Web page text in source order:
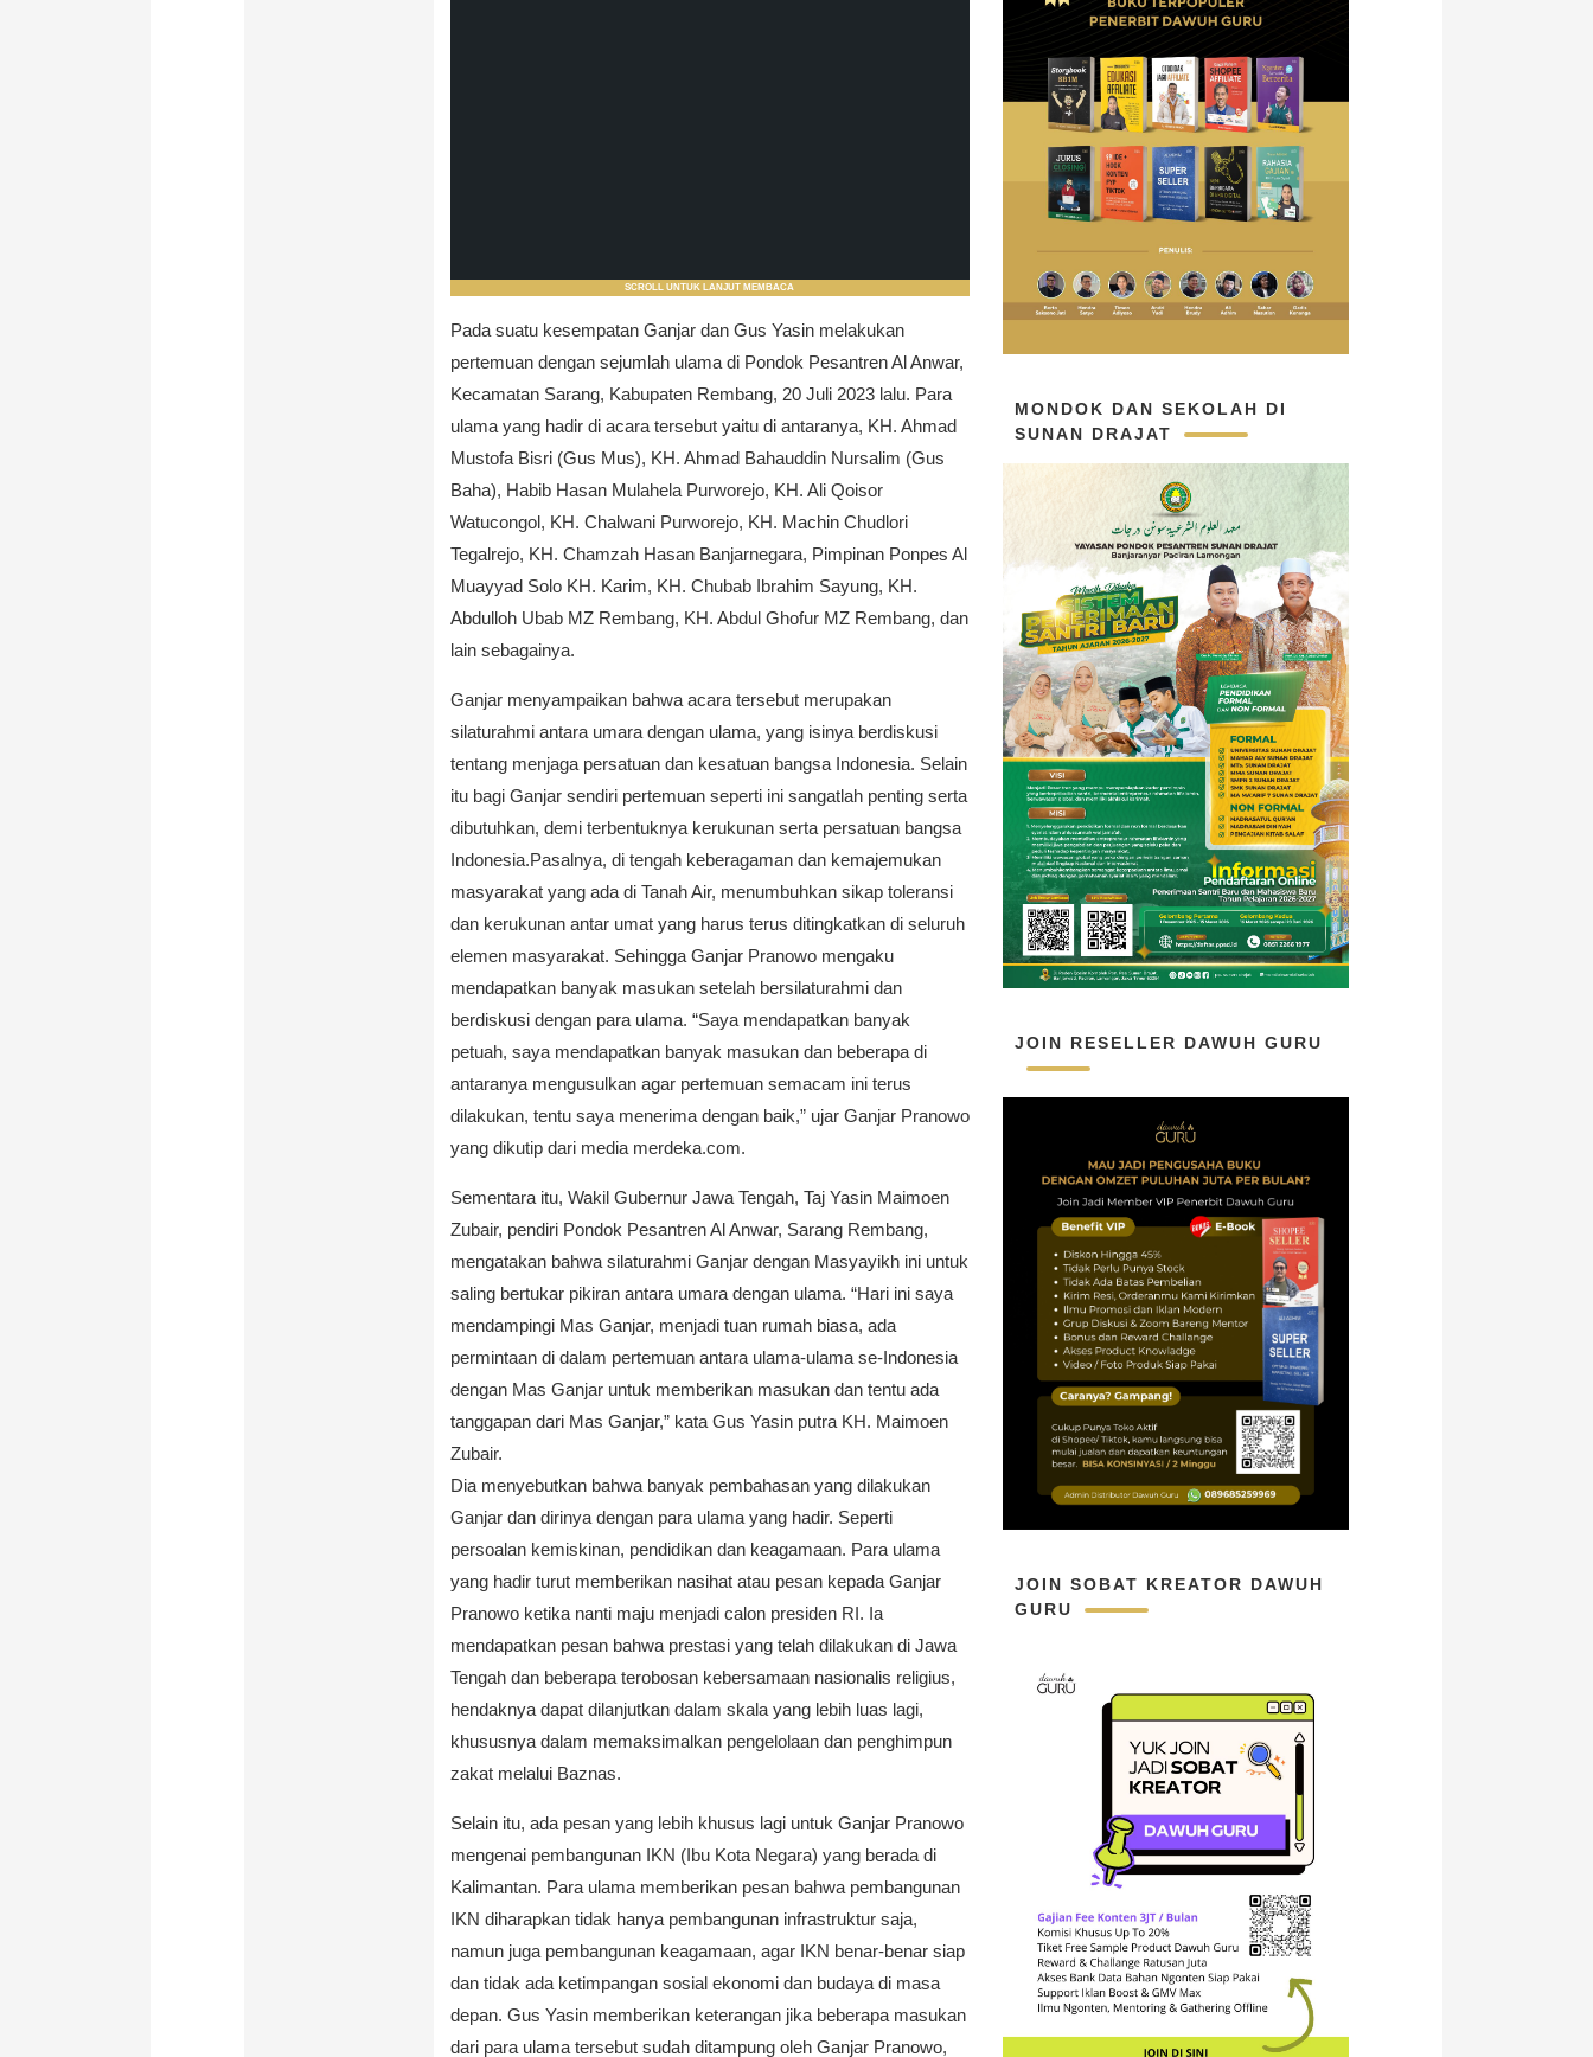
SCROLL UNTUK LANJUT MEMBACA
Pada suatu kesempatan Ganjar dan Gus Yasin melakukan
pertemuan dengan sejumlah ulama di Pondok Pesantren Al Anwar,
Kecamatan Sarang, Kabupaten Rembang, 20 Juli 2023 lalu. Para
ulama yang hadir di acara tersebut yaitu di antaranya, KH. Ahmad
Mustofa Bisri (Gus Mus), KH. Ahmad Bahauddin Nursalim (Gus
Baha), Habib Hasan Mulahela Purworejo, KH. Ali Qoisor
Watucongol, KH. Chalwani Purworejo, KH. Machin Chudlori
Tegalrejo, KH. Chamzah Hasan Banjarnegara, Pimpinan Ponpes Al
Muayyad Solo KH. Karim, KH. Chubab Ibrahim Sayung, KH.
Abdulloh Ubab MZ Rembang, KH. Abdul Ghofur MZ Rembang, dan
lain sebagainya.
Ganjar menyampaikan bahwa acara tersebut merupakan
silaturahmi antara umara dengan ulama, yang isinya berdiskusi
tentang menjaga persatuan dan kesatuan bangsa Indonesia. Selain
itu bagi Ganjar sendiri pertemuan seperti ini sangatlah penting serta
dibutuhkan, demi terbentuknya kerukunan serta persatuan bangsa
Indonesia.Pasalnya, di tengah keberagaman dan kemajemukan
masyarakat yang ada di Tanah Air, menumbuhkan sikap toleransi
dan kerukunan antar umat yang harus terus ditingkatkan di seluruh
elemen masyarakat. Sehingga Ganjar Pranowo mengaku
mendapatkan banyak masukan setelah bersilaturahmi dan
berdiskusi dengan para ulama. “Saya mendapatkan banyak
petuah, saya mendapatkan banyak masukan dan beberapa di
antaranya mengusulkan agar pertemuan semacam ini terus
dilakukan, tentu saya menerima dengan baik,” ujar Ganjar Pranowo
yang dikutip dari media merdeka.com.
Sementara itu, Wakil Gubernur Jawa Tengah, Taj Yasin Maimoen
Zubair, pendiri Pondok Pesantren Al Anwar, Sarang Rembang,
mengatakan bahwa silaturahmi Ganjar dengan Masyayikh ini untuk
saling bertukar pikiran antara umara dengan ulama. “Hari ini saya
mendampingi Mas Ganjar, menjadi tuan rumah biasa, ada
permintaan di dalam pertemuan antara ulama-ulama se-Indonesia
dengan Mas Ganjar untuk memberikan masukan dan tentu ada
tanggapan dari Mas Ganjar,” kata Gus Yasin putra KH. Maimoen
Zubair.
Dia menyebutkan bahwa banyak pembahasan yang dilakukan
Ganjar dan dirinya dengan para ulama yang hadir. Seperti
persoalan kemiskinan, pendidikan dan keagamaan. Para ulama
yang hadir turut memberikan nasihat atau pesan kepada Ganjar
Pranowo ketika nanti maju menjadi calon presiden RI. Ia
mendapatkan pesan bahwa prestasi yang telah dilakukan di Jawa
Tengah dan beberapa terobosan kebersamaan nasionalis religius,
hendaknya dapat dilanjutkan dalam skala yang lebih luas lagi,
khususnya dalam memaksimalkan pengelolaan dan penghimpun
zakat melalui Baznas.
Selain itu, ada pesan yang lebih khusus lagi untuk Ganjar Pranowo
mengenai pembangunan IKN (Ibu Kota Negara) yang berada di
Kalimantan. Para ulama memberikan pesan bahwa pembangunan
IKN diharapkan tidak hanya pembangunan infrastruktur saja,
namun juga pembangunan keagamaan, agar IKN benar-benar siap
dan tidak ada ketimpangan sosial ekonomi dan budaya di masa
depan. Gus Yasin memberikan keterangan jika beberapa masukan
dari para ulama tersebut sudah ditampung oleh Ganjar Pranowo,
MONDOK DAN SEKOLAH DI
SUNAN DRAJAT
JOIN RESELLER DAWUH GURU
JOIN SOBAT KREATOR DAWUH
GURU